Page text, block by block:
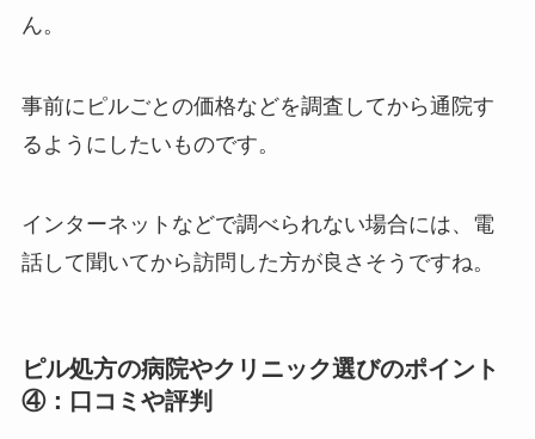
ん。
事前にピルごとの価格などを調査してから通院す
るようにしたいものです。
インターネットなどで調べられない場合には、電
話して聞いてから訪問した方が良さそうですね。
ピル処方の病院やクリニック選びのポイント
④：口コミや評判